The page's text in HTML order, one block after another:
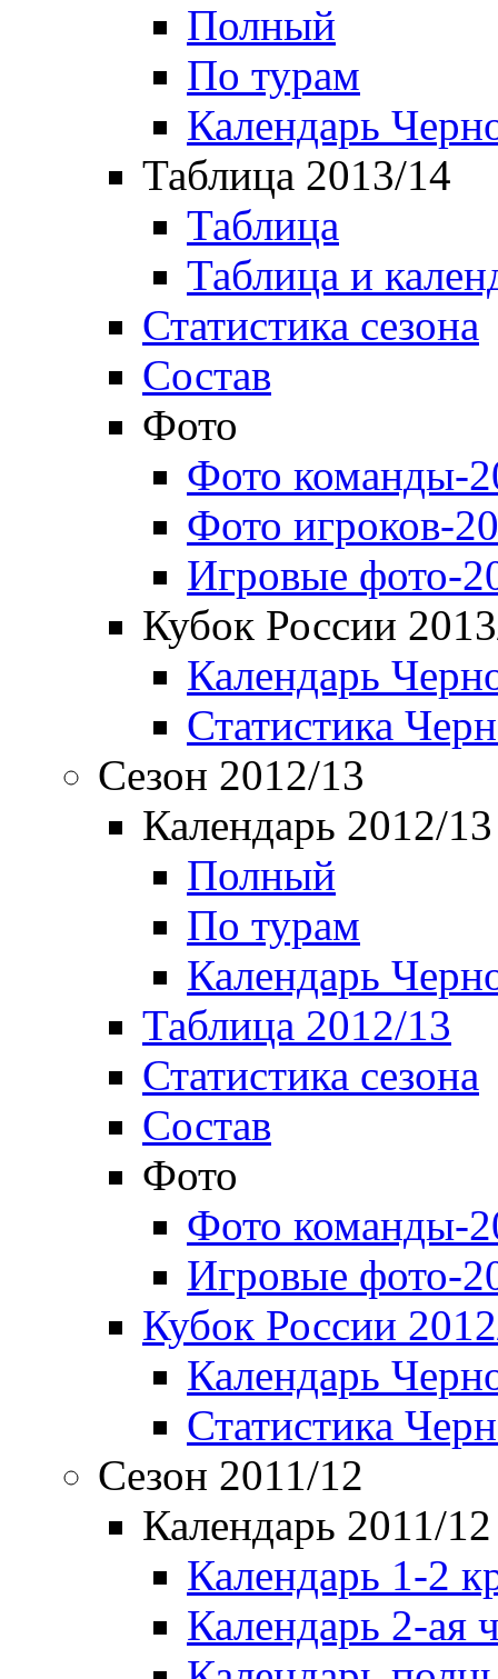
Полный
По турам
Календарь
Таблица 2013/14
Таблица
Таблица и
Статистика сезона
Состав
Фото
Фото команды-
Фото игроков-
Игровые фото-
Кубок России
Календарь
Статистика
Сезон 2012/13
Календарь 2012/13
Полный
По турам
Календарь
Таблица 2012/13
Статистика сезона
Состав
Фото
Фото команды-
Игровые фото-
Кубок России
Календарь
Статистика
Сезон 2011/12
Календарь 2011/12
Календарь 1-2
Календарь 2-ая